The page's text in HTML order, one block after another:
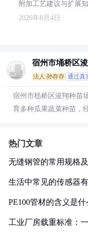
附加工艺建议与扩展知
2026年8月4日
宿州市埇桥区
法人:孙存存 通过真
宿州市嵇桥区浚翔种苗
育多种瓜果蔬菜种苗，
热门文章
无缝钢管的常用规格
生活中常见的传感器
PE100管材的含义是什
工业厂房载重标准：